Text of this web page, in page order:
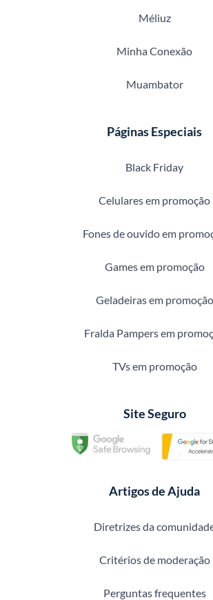
Méliuz
Minha Conexão
Muambator
Páginas Especiais
Black Friday
Celulares em promoção
Fones de ouvido em
Games em promoção
Geladeiras em promoção
Fralda Pampers em
TVs em promoção
Site Seguro
Artigos de Ajuda
Diretrizes da
Critérios de moderação
Perguntas frequentes